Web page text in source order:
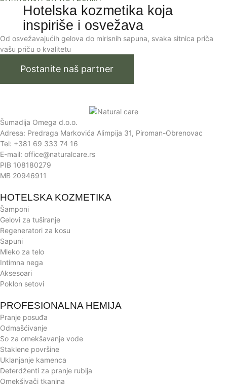
Hotelska kozmetika koja
inspiriše i osvežava
Od osvežavajućih gelova do mirisnih sapuna, svaka sitnica priča
vašu priču o kvalitetu
Postanite naš partner
Šumadija Omega d.o.o.
Adresa: Predraga Markovića Alimpija 31, Piroman-Obrenovac
Tel: +381 69 333 74 16
E-mail: office@naturalcare.rs
PIB 108180279
MB 20946911
HOTELSKA KOZMETIKA
Šamponi
Gelovi za tuširanje
Regeneratori za kosu
Sapuni
Mleko za telo
Intimna nega
Aksesoari
Poklon setovi
PROFESIONALNA HEMIJA
Pranje posuđa
Odmašćivanje
So za omekšavanje vode
Staklene površine
Uklanjanje kamenca
Deterdženti za pranje rublja
Omekšivači tkanina